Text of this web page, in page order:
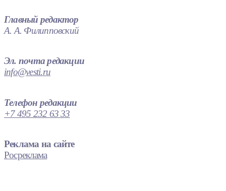
Главный редактор
А. А. Филипповский
Эл. почта редакции
info@vesti.ru
Телефон редакции
+7 495 232 63 33
Реклама на сайте
Росреклама